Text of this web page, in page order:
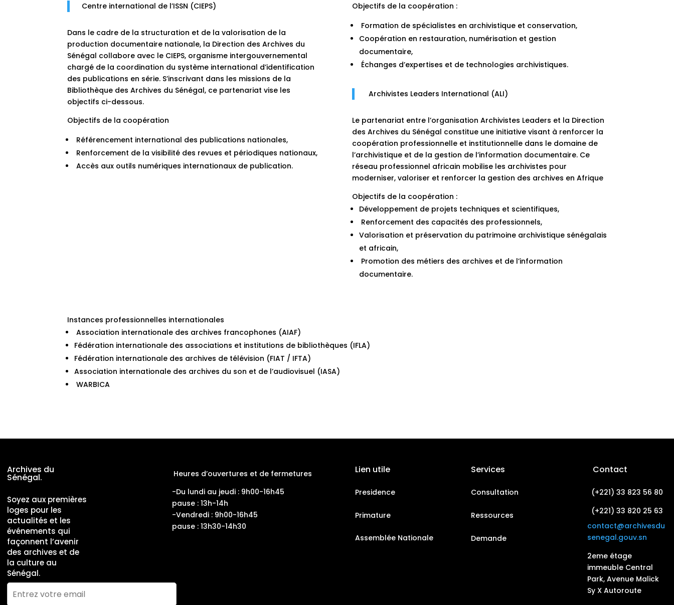
Centre international de l’ISSN (CIEPS)
Dans le cadre de la structuration et de la valorisation de la
production documentaire nationale, la Direction des Archives du
Sénégal collabore avec le CIEPS, organisme intergouvernemental
chargé de la coordination du système international d’identification
des publications en série. S’inscrivant dans les missions de la
Bibliothèque des Archives du Sénégal, ce partenariat vise les
objectifs ci-dessous.
Objectifs de la coopération
Référencement international des publications nationales,
Renforcement de la visibilité des revues et périodiques nationaux,
Accès aux outils numériques internationaux de publication.
Objectifs de la coopération :
Formation de spécialistes en archivistique et conservation,
Coopération en restauration, numérisation et gestion
documentaire,
Échanges d’expertises et de technologies archivistiques.
Archivistes Leaders International (ALI)
Le partenariat entre l’organisation Archivistes Leaders et la Direction
des Archives du Sénégal constitue une initiative visant à renforcer la
coopération professionnelle et institutionnelle dans le domaine de
l’archivistique et de la gestion de l’information documentaire. Ce
réseau professionnel africain mobilise les archivistes pour
moderniser, valoriser et renforcer la gestion des archives en Afrique
Objectifs de la coopération :
Développement de projets techniques et scientifiques,
Renforcement des capacités des professionnels,
Valorisation et préservation du patrimoine archivistique sénégalais
et africain,
Promotion des métiers des archives et de l’information
documentaire.
Instances professionnelles internationales
Association internationale des archives francophones (AIAF)
Fédération internationale des associations et institutions de bibliothèques (IFLA)
Fédération internationale des archives de télévision (FIAT / IFTA)
Association internationale des archives du son et de l’audiovisuel (IASA)
WARBICA
Archives du
Sénégal.
Soyez aux premières
loges pour les
actualités et les
événements qui
façonnent l’avenir
des archives et de
la culture au
Sénégal.
Heures d’ouvertures et de fermetures
-Du lundi au jeudi : 9h00-16h45
pause : 13h-14h
-Vendredi : 9h00-16h45
pause : 13h30-14h30
Lien utile
Presidence
Primature
Assemblée Nationale
Services
Consultation
Ressources
Demande
Contact
(+221) 33 823 56 80
(+221) 33 820 25 63
contact@archivesdu
senegal.gouv.sn
2eme étage
immeuble Central
Park, Avenue Malick
Sy X Autoroute